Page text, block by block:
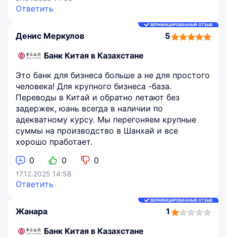
Ответить
Денис Меркулов
Банк Китая в Казахстане
ВЕРИФИЦИРОВАННЫЙ ОТЗЫВ
5
5,0
Это банк для бизнеса больше а не для простого
человека! Для крупного бизнеса -база.
Переводы в Китай и обратно летают без
задержек, юань всегда в наличии по
адекватному курсу. Мы перегоняем крупные
суммы на производство в Шанхай и все
хорошо пработает.
0
0 0
17.12.2025 14:58
Ответить
Жанара
Банк Китая в Казахстане
ВЕРИФИЦИРОВАННЫЙ ОТЗЫВ
1
1,0